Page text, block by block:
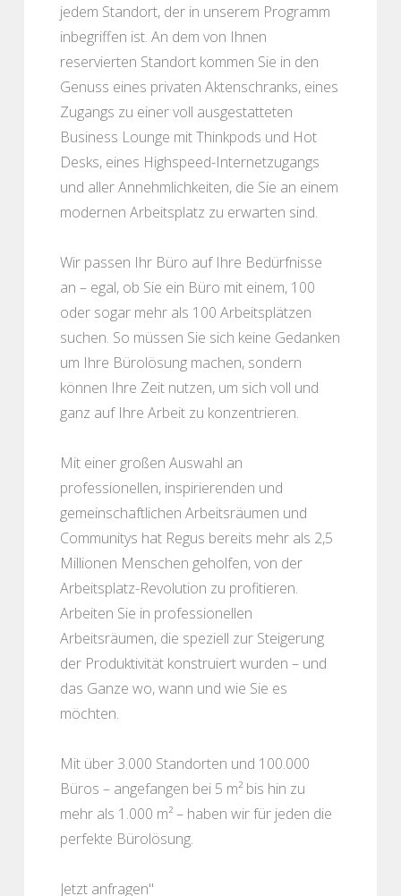
jedem Standort, der in unserem Programm
inbegriffen ist. An dem von Ihnen
reservierten Standort kommen Sie in den
Genuss eines privaten Aktenschranks, eines
Zugangs zu einer voll ausgestatteten
Business Lounge mit Thinkpods und Hot
Desks, eines Highspeed-Internetzugangs
und aller Annehmlichkeiten, die Sie an einem
modernen Arbeitsplatz zu erwarten sind.
Wir passen Ihr Büro auf Ihre Bedürfnisse
an – egal, ob Sie ein Büro mit einem, 100
oder sogar mehr als 100 Arbeitsplätzen
suchen. So müssen Sie sich keine Gedanken
um Ihre Bürolösung machen, sondern
können Ihre Zeit nutzen, um sich voll und
ganz auf Ihre Arbeit zu konzentrieren.
Mit einer großen Auswahl an
professionellen, inspirierenden und
gemeinschaftlichen Arbeitsräumen und
Communitys hat Regus bereits mehr als 2,5
Millionen Menschen geholfen, von der
Arbeitsplatz-Revolution zu profitieren.
Arbeiten Sie in professionellen
Arbeitsräumen, die speziell zur Steigerung
der Produktivität konstruiert wurden – und
das Ganze wo, wann und wie Sie es
möchten.
Mit über 3.000 Standorten und 100.000
Büros – angefangen bei 5 m² bis hin zu
mehr als 1.000 m² – haben wir für jeden die
perfekte Bürolösung.
Jetzt anfragen"